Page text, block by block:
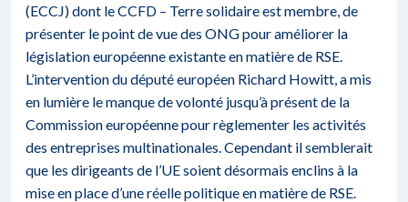
(ECCJ) dont le CCFD – Terre solidaire est membre, de
présenter le point de vue des ONG pour améliorer la
législation européenne existante en matière de RSE.
L’intervention du député européen Richard Howitt, a mis
en lumière le manque de volonté jusqu’à présent de la
Commission européenne pour règlementer les activités
des entreprises multinationales. Cependant il semblerait
que les dirigeants de l’UE soient désormais enclins à la
mise en place d’une réelle politique en matière de RSE.